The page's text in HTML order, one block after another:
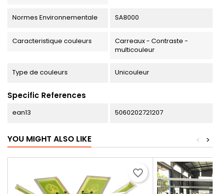
Normes Environnementale SA8000
Caracteristique couleurs
Carreaux - Contraste -
multicouleur
Type de couleurs Unicouleur
Specific References
ean13 5060202721207
YOU MIGHT ALSO LIKE >
<
favorite_border